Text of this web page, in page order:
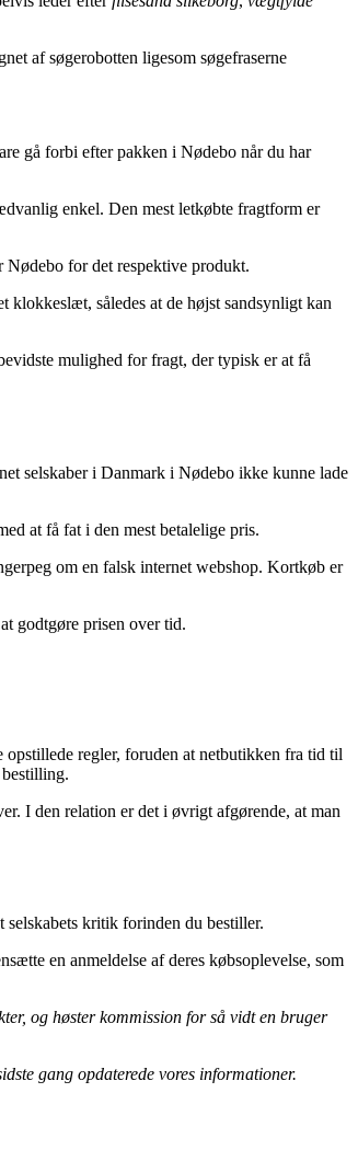
af søgerobotten ligesom søgefraserne
gå forbi efter pakken i Nødebo når du har
enkel. Den mest letkøbte fragtform er
for det respektive produkt.
klokkeslæt, således at de højst sandsynligt kan
mulighed for fragt, der typisk er at få
selskaber i Danmark i Nødebo ikke kunne lade
at få fat i den mest betalelige pris.
om en falsk internet webshop. Kortkøb er
godtgøre prisen over tid.
regler, foruden at netbutikken fra tid til
I den relation er det i øvrigt afgørende, at man
kritik forinden du bestiller.
en anmeldelse af deres købsoplevelse, som
og høster kommission for så vidt en bruger
gang opdaterede vores informationer.